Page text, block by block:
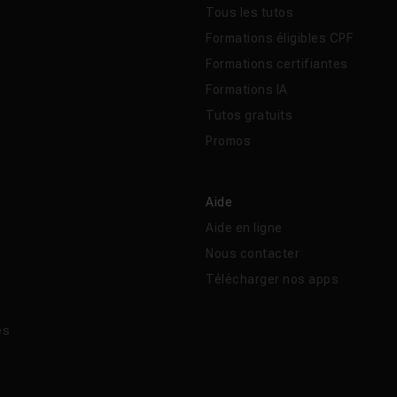
Tous les tutos
Formations éligibles CPF
Formations certifiantes
Formations IA
Tutos gratuits
Promos
Aide
Aide en ligne
Nous contacter
Télécharger nos apps